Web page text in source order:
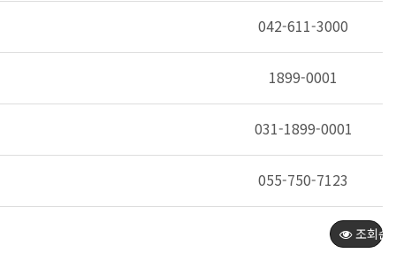
042-611-3000
1899-0001
031-1899-0001
055-750-7123
조회순